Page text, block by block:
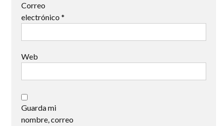
Correo
electrónico *
Web
Guarda mi
nombre, correo